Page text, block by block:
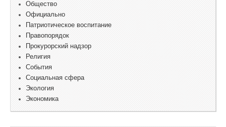
Общество
Официально
Патриотическое воспитание
Правопорядок
Прокурорский надзор
Религия
События
Социальная сфера
Экология
Экономика